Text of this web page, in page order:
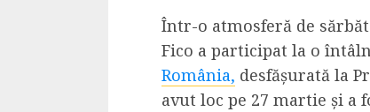
Într-o atmosferă de
Fico a participat la o
România, desfășurată la
avut loc pe 27 martie și a